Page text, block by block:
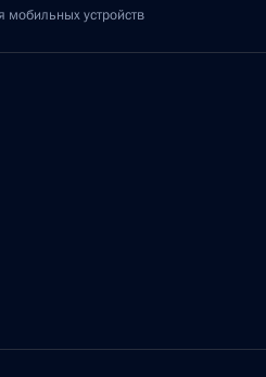
мобильных устройств